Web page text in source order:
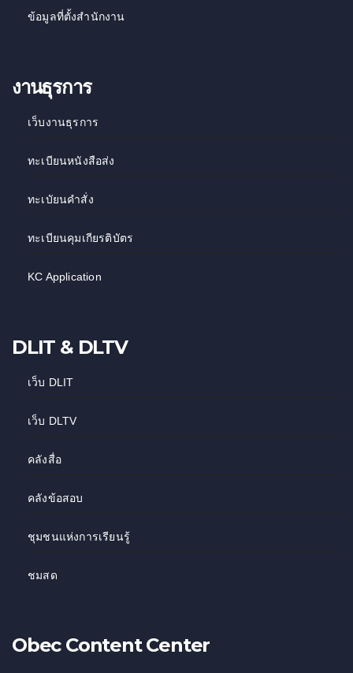
ข้อมูลที่ตั้งสำนักงาน
งานธุรการ
เว็บงานธุรการ
ทะเบียนหนังสือส่ง
ทะเบัยนคำสั่ง
ทะเบียนคุมเกียรติบัตร
KC Application
DLIT & DLTV
เว็บ DLIT
เว็บ DLTV
คลังสื่อ
คลังข้อสอบ
ชุมชนแห่งการเรียนรู้
ชมสด
Obec Content Center